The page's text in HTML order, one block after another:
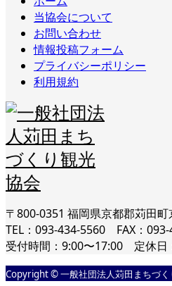
当協会について
お問い合わせ
情報投稿フォーム
プライバシーポリシー
利用規約
〒800-0351 福岡県京都郡苅田
TEL：093-434-5560 FAX：093-
受付時間：9:00〜17:00 定休日
Copyright © 一般社団法人苅田まちづ